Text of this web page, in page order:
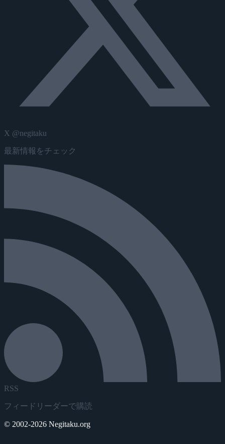
X @negitaku
最新情報をチェック
RSS
フィードリーダーで購読
© 2002-2026 Negitaku.org